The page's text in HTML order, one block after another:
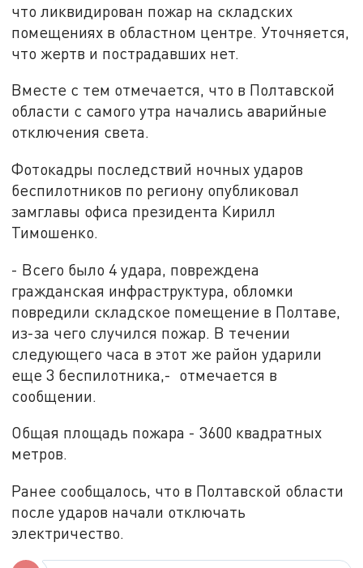
что ликвидирован пожар на складских
помещениях в областном центре. Уточняется,
что жертв и пострадавших нет.
Вместе с тем отмечается, что в Полтавской
области с самого утра начались аварийные
отключения света.
Фотокадры последствий ночных ударов
беспилотников по региону опубликовал
замглавы офиса президента Кирилл
Тимошенко.
- Всего было 4 удара, повреждена
гражданская инфраструктура, обломки
повредили складское помещение в Полтаве,
из-за чего случился пожар. В течении
следующего часа в этот же район ударили
еще 3 беспилотника,- отмечается в
сообщении.
Общая площадь пожара - 3600 квадратных
метров.
Ранее сообщалось, что в Полтавской области
после ударов начали отключать
электричество.